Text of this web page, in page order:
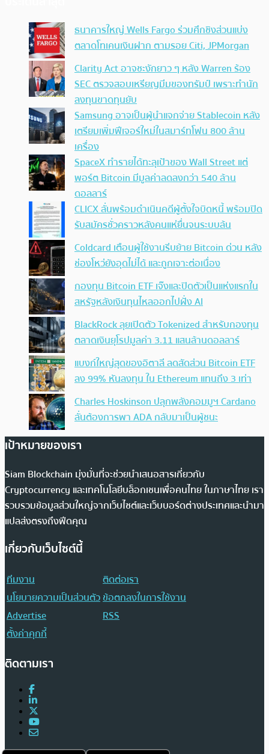
ธนาคารใหญ่ Wells Fargo ร่วมศึกชิงส่วนแบ่ง
ตลาดโทเคนเงินฝาก ตามรอย Citi, JPMorgan
Clarity Act อาจชะงักยาว ๆ หลัง Warren ร้อง
SEC ตรวจสอบเหรียญมีมของทรัมป์ เพราะทำนัก
ลงทุนขาดทุนยับ
Samsung อาจเป็นผู้นำแจกจ่าย Stablecoin หลัง
เตรียมเพิ่มฟีเจอร์ใหม่ในสมาร์ทโฟน 800 ล้าน
เครื่อง
SpaceX ทำรายได้ทะลุเป้าของ Wall Street แต่
พอร์ต Bitcoin มีมูลค่าลดลงกว่า 540 ล้าน
ดอลลาร์
CLICX ลั่นพร้อมดำเนินคดีผู้ตั้งใจบิดหนี้ พร้อมปิด
รับสมัครชั่วคราวหลังคนแห่ยื่นจนระบบล้น
Coldcard เตือนผู้ใช้งานรีบย้าย Bitcoin ด่วน หลัง
ช่องโหว่ยังอุดไม่ได้ และถูกเจาะต่อเนื่อง
กองทุน Bitcoin ETF เจ๊งและปิดตัวเป็นแห่งแรกใน
สหรัฐหลังเงินทุนไหลออกไปฝั่ง AI
BlackRock ลุยเปิดตัว Tokenized สำหรับกองทุน
ตลาดเงินยุโรปมูลค่า 3.11 แสนล้านดอลลาร์
แบงก์ใหญ่สุดของอิตาลี ลดสัดส่วน Bitcoin ETF
ลง 99% หันลงทุน ใน Ethereum แทนถึง 3 เท่า
Charles Hoskinson ปลุกพลังคอมมูฯ Cardano
ลั่นต้องการพา ADA กลับมาเป็นผู้ชนะ
เป้าหมายของเรา
Siam Blockchain มุ่งมั่นที่จะช่วยนำเสนอสารเกี่ยวกับ
Cryptocurrency และเทคโนโลยีบล็อกเชนเพื่อคนไทย ในภาษาไทย เรา
รวบรวมข้อมูลส่วนใหญ่จากเว็บไซต์และเว็บบอร์ดต่างประเทศและนำมา
แปลส่งตรงถึงฟีดคุณ
เกี่ยวกับเว็บไซต์นี้
ทีมงาน
ติดต่อเรา
นโยบายความเป็นส่วนตัวข้อตกลงในการใช้งาน
Advertise
RSS
ตั้งค่าคุกกี้
ติดตามเรา